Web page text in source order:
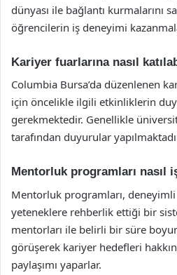
dünyası ile bağlantı kurmalarını
öğrencilerin iş deneyimi
Kariyer fuarlarına nasıl
Columbia Bursa’da düzenlenen
için öncelikle ilgili etkinliklerin
gerekmektedir. Genellikle
tarafından duyurular
Mentorluk programları nasıl
Mentorluk programları,
yeteneklere rehberlik ettiği bir
mentorları ile belirli bir süre
görüşerek kariyer hedefleri
paylaşımı yaparlar.